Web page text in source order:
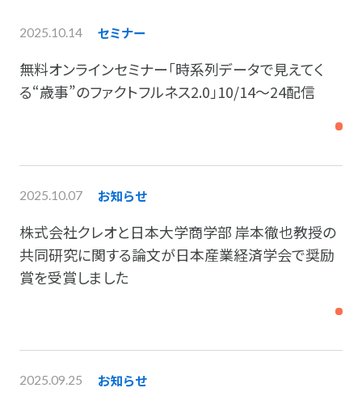
2025.10.14 セミナー
無料オンラインセミナー「時系列データで見えてく
る“歳事”のファクトフルネス2.0」10/14～24配信
2025.10.07 お知らせ
株式会社クレオと日本大学商学部 岸本徹也教授の
共同研究に関する論文が日本産業経済学会で奨励
賞を受賞しました
2025.09.25 お知らせ